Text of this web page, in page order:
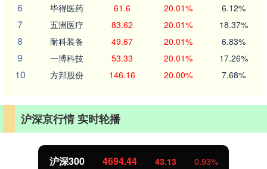
6 毕得医药 61.6 20.01% 6.12%
7 五洲医疗 83.62 20.01% 18.37%
8 耐科装备 49.67 20.01% 6.83%
9 一博科技 53.33 20.01% 17.26%
10 方邦股份 146.16 20.00% 7.68%
沪深京行情 实时轮播
北证50 1134.24 11.37 1.01%